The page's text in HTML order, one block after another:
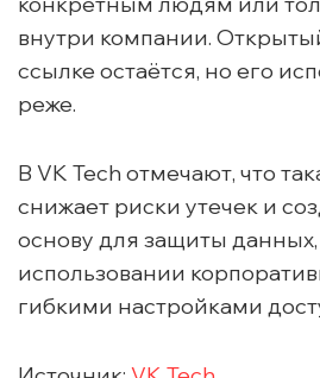
внутри компании.
ссылке остаётся, но его
реже.
В VK Tech отмечают, что
снижает риски утечек и
основу для защиты
использовании
гибкими настройками